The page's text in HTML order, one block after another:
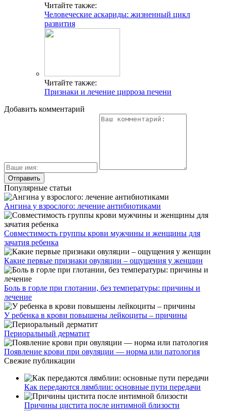
Читайте также:
Человеческие аскариды: жизненный цикл
развития
Читайте также:
Признаки и лечение цирроза печени
Добавить комментарий
Популярные статьи
Ангина у взрослого: лечение антибиотиками
Совместимость группы крови мужчины и женщины для
зачатия ребенка
Какие первые признаки овуляции – ощущения у женщин
Боль в горле при глотании, без температуры: причины и
лечение
У ребенка в крови повышены лейкоциты – причины
Периоральный дерматит
Появление крови при овуляции — норма или патология
Свежие публикации
Как передаются лямблии: основные пути передачи
Причины цистита после интимной близости